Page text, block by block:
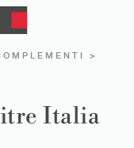
>
Italia